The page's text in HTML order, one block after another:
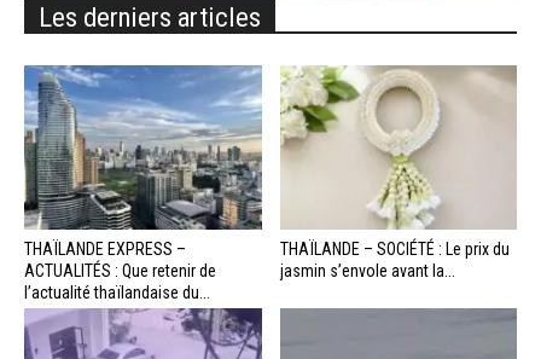
Les derniers articles
THAÏLANDE EXPRESS –
ACTUALITÉS : Que retenir de
l’actualité thaïlandaise du...
THAÏLANDE – SOCIÉTÉ : Le prix du
jasmin s’envole avant la...